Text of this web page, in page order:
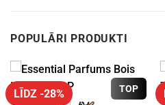
POPULĀRI PRODUKTI
TOP
LĪDZ -28%